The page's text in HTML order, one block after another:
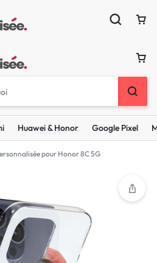
Huawei & Honor Google Pixel
pour Honor 8C 5G